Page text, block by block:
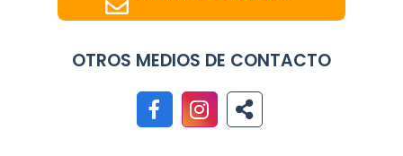
OTROS MEDIOS DE CONTACTO